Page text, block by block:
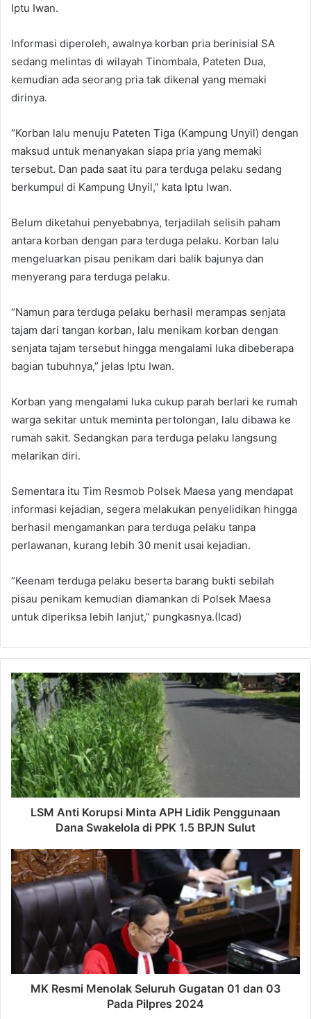
Iptu Iwan.
Informasi diperoleh, awalnya korban pria berinisial SA
sedang melintas di wilayah Tinombala, Pateten Dua,
kemudian ada seorang pria tak dikenal yang memaki
dirinya.
“Korban lalu menuju Pateten Tiga (Kampung Unyil) dengan
maksud untuk menanyakan siapa pria yang memaki
tersebut. Dan pada saat itu para terduga pelaku sedang
berkumpul di Kampung Unyil,” kata Iptu Iwan.
Belum diketahui penyebabnya, terjadilah selisih paham
antara korban dengan para terduga pelaku. Korban lalu
mengeluarkan pisau penikam dari balik bajunya dan
menyerang para terduga pelaku.
“Namun para terduga pelaku berhasil merampas senjata
tajam dari tangan korban, lalu menikam korban dengan
senjata tajam tersebut hingga mengalami luka dibeberapa
bagian tubuhnya,” jelas Iptu Iwan.
Korban yang mengalami luka cukup parah berlari ke rumah
warga sekitar untuk meminta pertolongan, lalu dibawa ke
rumah sakit. Sedangkan para terduga pelaku langsung
melarikan diri.
Sementara itu Tim Resmob Polsek Maesa yang mendapat
informasi kejadian, segera melakukan penyelidikan hingga
berhasil mengamankan para terduga pelaku tanpa
perlawanan, kurang lebih 30 menit usai kejadian.
“Keenam terduga pelaku beserta barang bukti sebilah
pisau penikam kemudian diamankan di Polsek Maesa
untuk diperiksa lebih lanjut,” pungkasnya.(Icad)
LSM Anti Korupsi Minta APH Lidik Penggunaan
Dana Swakelola di PPK 1.5 BPJN Sulut
MK Resmi Menolak Seluruh Gugatan 01 dan 03
Pada Pilpres 2024